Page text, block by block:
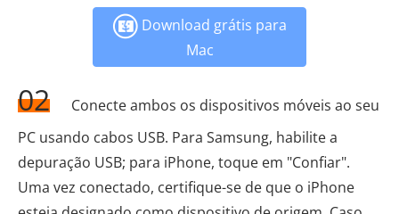
Download grátis para
Mac
02
Conecte ambos os dispositivos móveis ao seu
PC usando cabos USB. Para Samsung, habilite a
depuração USB; para iPhone, toque em "Confiar".
Uma vez conectado, certifique-se de que o iPhone